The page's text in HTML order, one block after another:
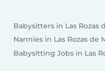
Babysitters in Las Rozas
Nannies in Las Rozas de
Babysitting Jobs in Las